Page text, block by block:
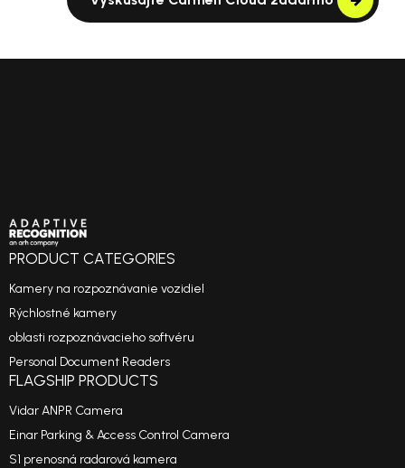
PRODUCT CATEGORIES
Kamery na rozpoznávanie vozidiel
Rýchlostné kamery
oblasti rozpoznávacieho softvéru
Personal Document Readers
FLAGSHIP PRODUCTS
Vidar ANPR Camera
Einar Parking & Access Control Camera
S1 prenosná radarová kamera